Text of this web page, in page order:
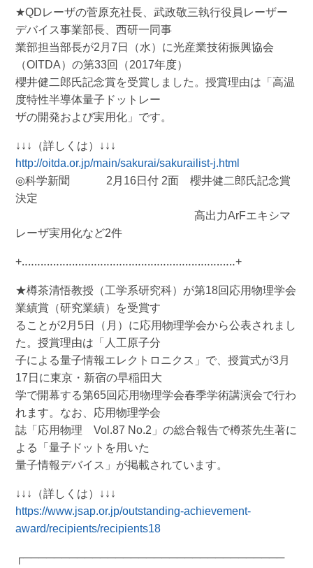
★QDレーザの菅原充社長、武政敬三執行役員レーザー
デバイス事業部長、西研一同事
業部担当部長が2月7日（水）に光産業技術振興協会
（OITDA）の第33回（2017年度）
櫻井健二郎氏記念賞を受賞しました。授賞理由は「高温
度特性半導体量子ドットレー
ザの開発および実用化」です。
↓↓↓（詳しくは）↓↓↓
http://oitda.or.jp/main/sakurai/sakurailist-j.html
◎科学新聞 2月16日付 2面 櫻井健二郎氏記念賞
決定
高出力ArFエキシマ
レーザ実用化など2件
+‥‥‥‥‥‥‥‥‥‥‥‥‥‥‥‥‥‥‥‥‥‥‥‥‥‥‥‥‥‥‥‥‥‥+
★樽茶清悟教授（工学系研究科）が第18回応用物理学会
業績賞（研究業績）を受賞す
ることが2月5日（月）に応用物理学会から公表されまし
た。授賞理由は「人工原子分
子による量子情報エレクトロニクス」で、授賞式が3月
17日に東京・新宿の早稲田大
学で開幕する第65回応用物理学会春季学術講演会で行わ
れます。なお、応用物理学会
誌「応用物理 Vol.87 No.2」の総合報告で樽茶先生著に
よる「量子ドットを用いた
量子情報デバイス」が掲載されています。
↓↓↓（詳しくは）↓↓↓
https://www.jsap.or.jp/outstanding-achievement-
award/recipients/recipients18
┌──────────────────────────────────